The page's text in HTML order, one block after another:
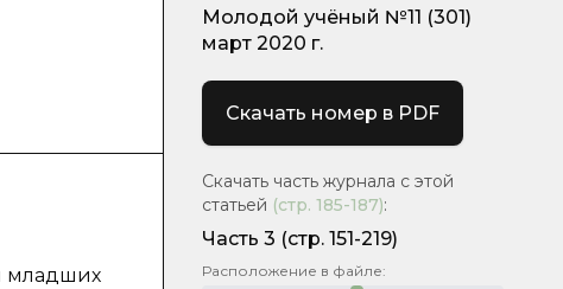
младших
Молодой учёный №11 (301)
март 2020 г.
Скачать номер в PDF
Скачать часть журнала с этой
статьей (стр. 185-187):
Часть 3 (стр. 151-219)
Расположение в файле: